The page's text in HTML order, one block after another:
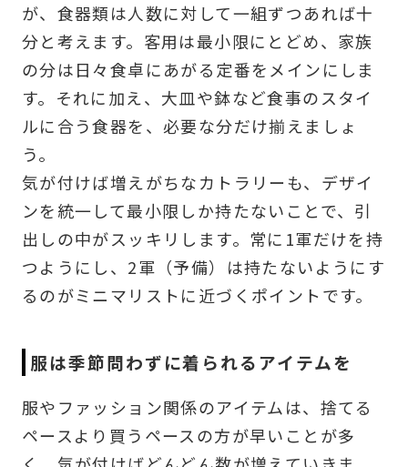
が、食器類は人数に対して一組ずつあれば十
分と考えます。客用は最小限にとどめ、家族
の分は日々食卓にあがる定番をメインにしま
す。それに加え、大皿や鉢など食事のスタイ
ルに合う食器を、必要な分だけ揃えましょ
う。
気が付けば増えがちなカトラリーも、デザイ
ンを統一して最小限しか持たないことで、引
出しの中がスッキリします。常に1軍だけを持
つようにし、2軍（予備）は持たないようにす
るのがミニマリストに近づくポイントです。
服は季節問わずに着られるアイテムを
服やファッション関係のアイテムは、捨てる
ペースより買うペースの方が早いことが多